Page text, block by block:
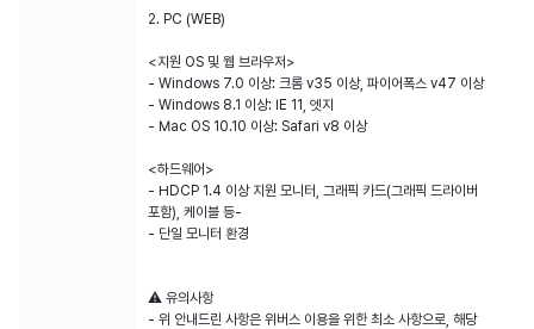
2. PC (WEB)
<지원 OS 및 웹 브라우저>
- Windows 7.0 이상: 크롬 v35 이상, 파이어폭스 v47 이상
- Windows 8.1 이상: IE 11, 엣지
- Mac OS 10.10 이상: Safari v8 이상
<하드웨어>
- HDCP 1.4 이상 지원 모니터, 그래픽 카드(그래픽 드라이버
포함), 케이블 등-
- 단일 모니터 환경
⚠️ 유의사항
- 위 안내드린 사항은 위버스 이용을 위한 최소 사항으로, 해당